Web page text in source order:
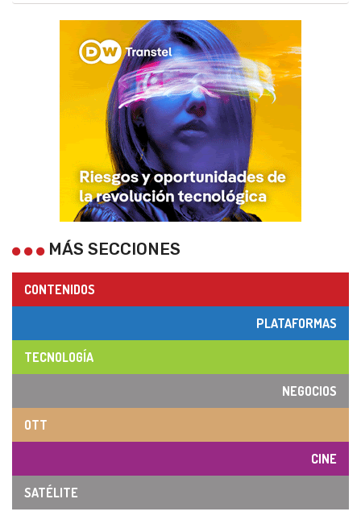
MÁS SECCIONES
CONTENIDOS
PLATAFORMAS
TECNOLOGÍA
NEGOCIOS
OTT
CINE
SATÉLITE